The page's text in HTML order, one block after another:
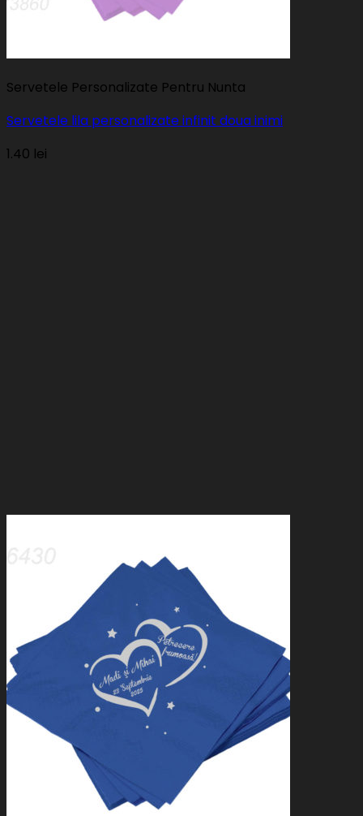
Servetele Personalizate Pentru Nunta
Servetele lila personalizate infinit doua inimi
1.40 lei